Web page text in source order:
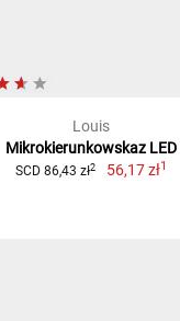
Louis
Mikrokierunkowskaz LED
SCD 86,43 zł2 56,17 zł1